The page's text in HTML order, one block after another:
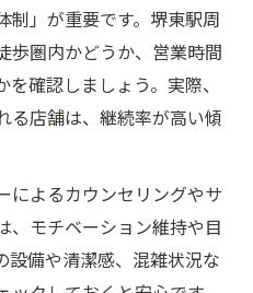
制」が重要です。堺東駅周
歩圏内かどうか、営業時間
確認しましょう。実際、
る店舗は、継続率が高い傾
によるカウンセリングやサ
、モチベーション維持や目
設備や清潔感、混雑状況な